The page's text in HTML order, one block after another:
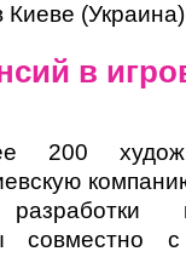
(Украина)
в
200
совместно